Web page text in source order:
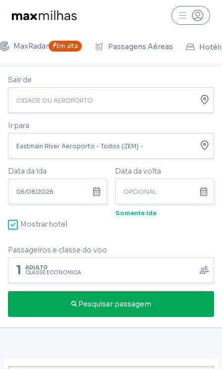
MaxRadar Em alta Passagens Aéreas
Sair de
Ir para
Data da ida Data da volta
Somente ida
Mostrar hotel
Passageiros e classe do voo
1 ADULTO
CLASSE ECONÔMICA
Pesquisar passagem